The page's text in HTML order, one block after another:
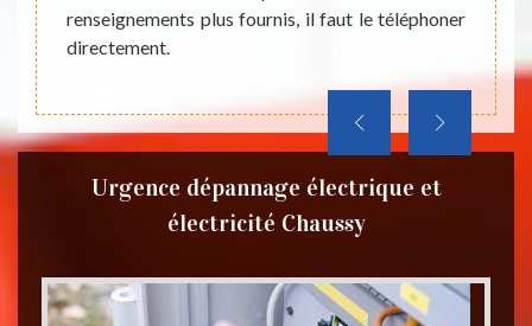
renseignements plus fournis, il faut le téléphoner
directement.
Urgence dépannage électrique et
électricité Chaussy